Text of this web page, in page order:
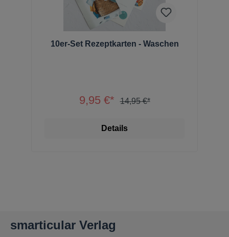
10er-Set Rezeptkarten - Waschen
9,95 €* 14,95 €*
Details
smarticular Verlag